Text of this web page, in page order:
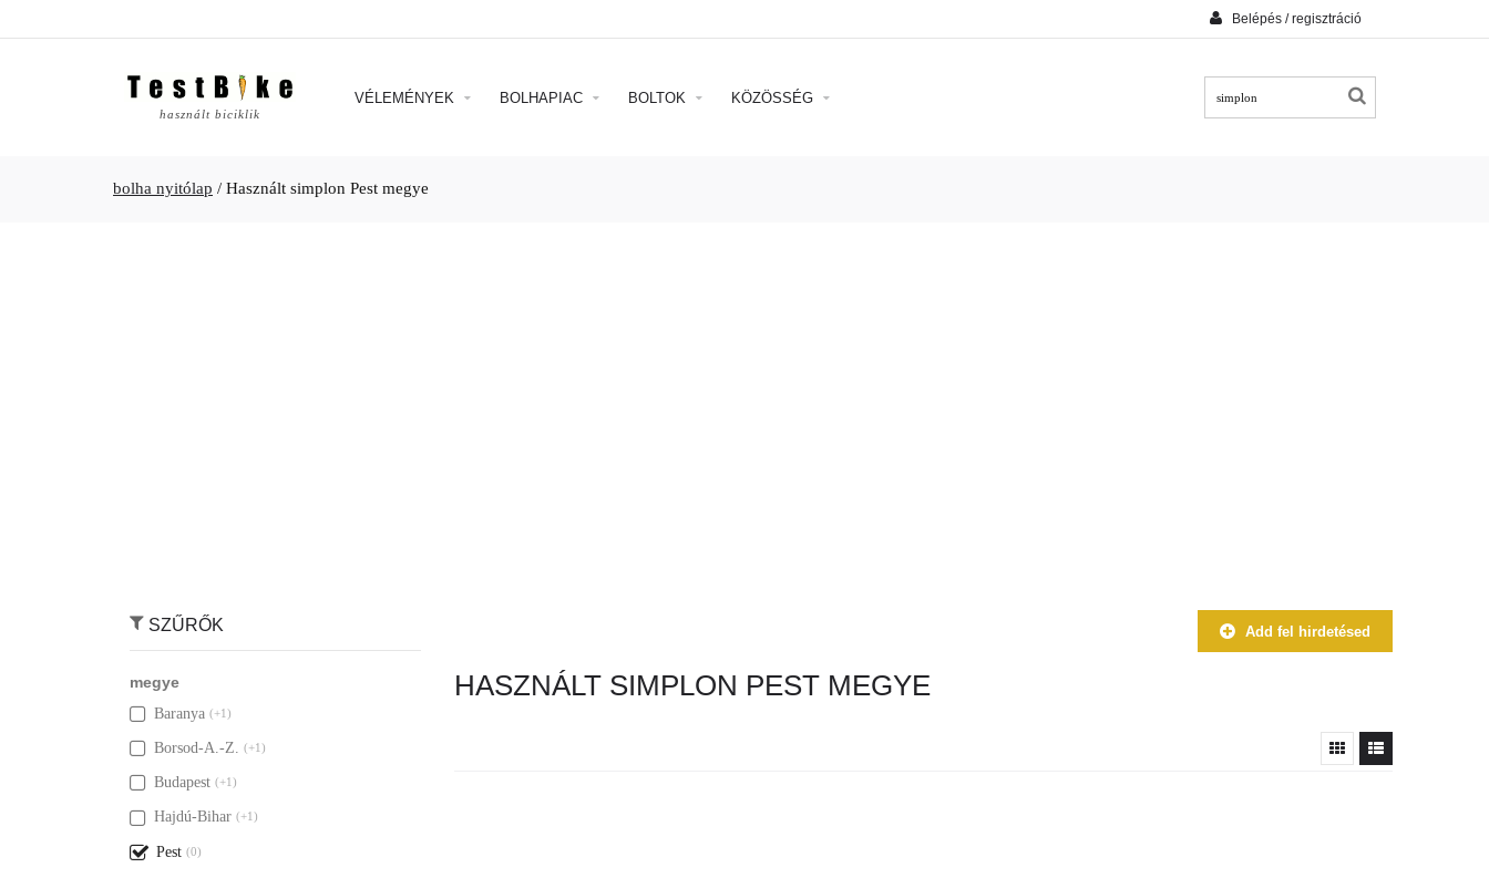
Belépés / regisztráció
használt biciklik
VÉLEMÉNYEK BOLHAPIAC BOLTOK KÖZÖSSÉG
bolha nyitólap / Használt simplon Pest megye
SZŰRŐK
megye
Baranya (+1)
Borsod-A.-Z. (+1)
Budapest (+1)
Hajdú-Bihar (+1)
Pest (0)
Add fel hirdetésed
HASZNÁLT SIMPLON PEST MEGYE